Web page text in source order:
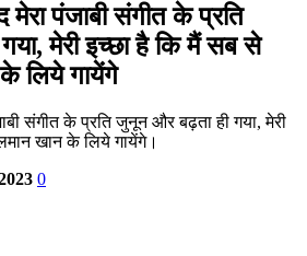
मेरा पंजाबी संगीत के प्रति
मेरी इच्छा है कि मैं सब से
लिये गायेंगे
संगीत के प्रति जुनून और बढ़ता ही गया, मेरी
खान के लिये गायेंगे।
0